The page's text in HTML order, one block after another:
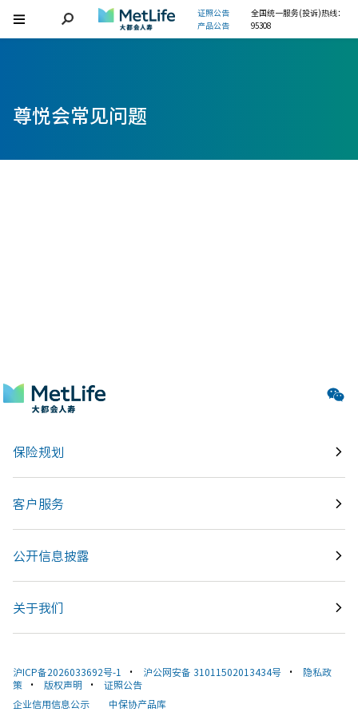
证照公告
产品公告
全国统一服务(投诉)热线：
95308
尊悦会常见问题
保险规划
客户服务
公开信息披露
关于我们
沪ICP备2026033692号-1 • 沪公网安备 31011502013434号 • 隐私政
策 • 版权声明 • 证照公告
企业信用信息公示
中保协产品库